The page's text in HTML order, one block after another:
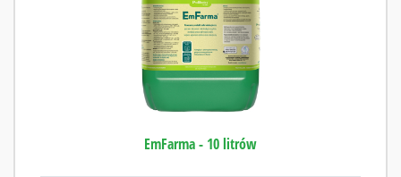
EmFarma - 10 litrów